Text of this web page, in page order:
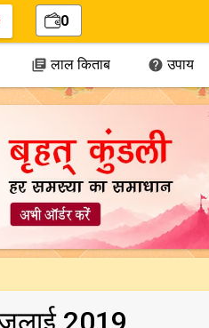
0
 लाल किताब  उपाय